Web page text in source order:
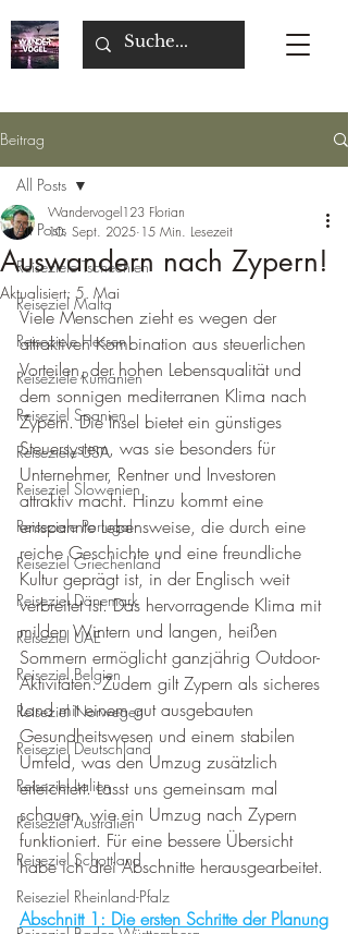
Beitrag
All Posts
Reiseziele Tschechien
Reiseziel Malta
Reiseziele Hessen
Reiseziele Rumänien
Reiseziel Spanien
Reiseziele USA
Reiseziel Slowenien
Reiseziele Portugal
Reiseziel Griechenland
Reiseziel Dänemark
Reiseziel UAE
Reiseziel Belgien
Reiseziel Norwegen
Reiseziel Deutschland
Reiseziel Italien
Reiseziel Australien
Reiseziel Schottland
Reiseziel Rheinland-Pfalz
All Posts
Auswandern nach Zypern!
Wandervogel123 Florian
10. Sept. 2025 15 Min. Lesezeit
Aktualisiert: 5. Mai
Viele Menschen zieht es wegen der
attraktiven Kombination aus steuerlichen
Vorteilen, der hohen Lebensqualität und
dem sonnigen mediterranen Klima nach
Zypern. Die Insel bietet ein günstiges
Steuersystem, was sie besonders für
Unternehmer, Rentner und Investoren
attraktiv macht. Hinzu kommt eine
entspannte Lebensweise, die durch eine
reiche Geschichte und eine freundliche
Kultur geprägt ist, in der Englisch weit
verbreitet ist. Das hervorragende Klima mit
milden Wintern und langen, heißen
Sommern ermöglicht ganzjährig Outdoor-
Aktivitäten. Zudem gilt Zypern als sicheres
Land mit einem gut ausgebauten
Gesundheitswesen und einem stabilen
Umfeld, was den Umzug zusätzlich
erleichtert. Lasst uns gemeinsam mal
schauen, wie ein Umzug nach Zypern
funktioniert. Für eine bessere Übersicht
habe ich drei Abschnitte herausgearbeitet.
Abschnitt 1: Die ersten Schritte der Planung